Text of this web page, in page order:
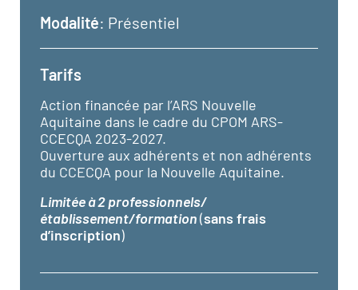
Modalité: Présentiel
Tarifs
Action financée par l’ARS Nouvelle
Aquitaine dans le cadre du CPOM ARS-
CCECQA 2023-2027.
Ouverture aux adhérents et non adhérents
du CCECQA pour la Nouvelle Aquitaine.
Limitée à 2 professionnels/
établissement/formation(sans frais
d’inscription)